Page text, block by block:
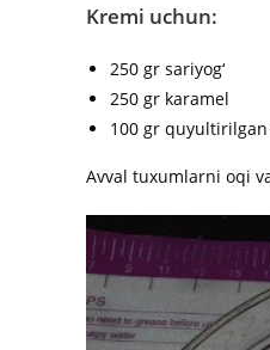
Kremi uchun:
250 gr sariyog‘
250 gr karamel
100 gr
Avval tuxumlarni oqi